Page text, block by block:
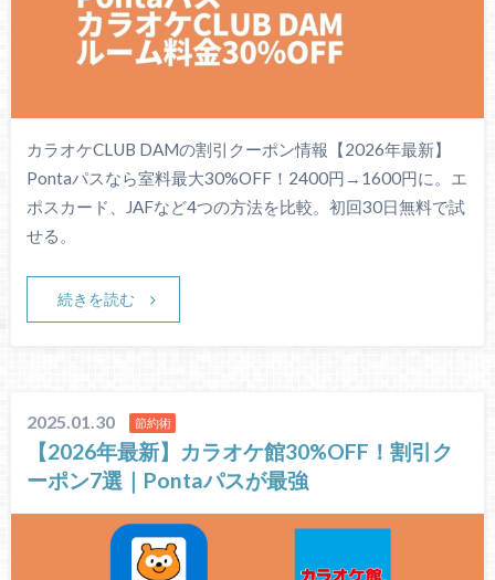
カラオケCLUB DAMの割引クーポン情報【2026年最新】
Pontaパスなら室料最大30%OFF！2400円→1600円に。エ
ポスカード、JAFなど4つの方法を比較。初回30日無料で試
せる。
続きを読む
2025.01.30 節約術
【2026年最新】カラオケ館30%OFF！割引ク
ーポン7選｜Pontaパスが最強